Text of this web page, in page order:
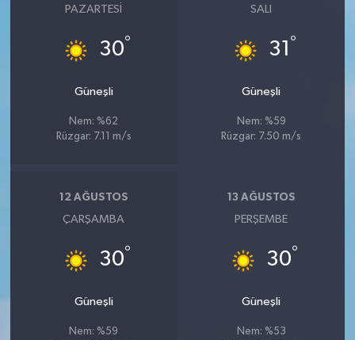
PAZARTESI
30°
Güneşli
Nem: %62
Rüzgar: 7.11 m/s
SALI
31 °
Güneşli
Nem: %59
Rüzgar: 7.50 m/s
12 AĞUSTOS
ÇARŞAMBA
30°
Güneşli
Nem: %59
13 AĞUSTOS
PERŞEMBE
30°
Güneşli
Nem: %53